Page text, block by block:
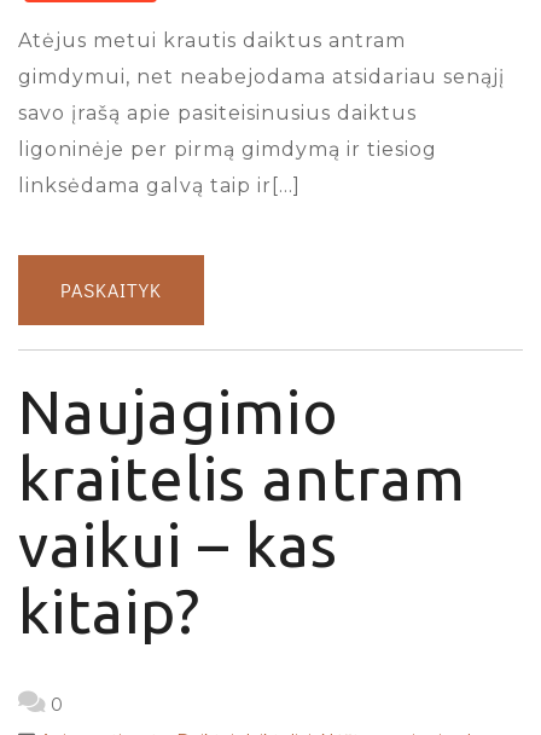
Atėjus metui krautis daiktus antram
gimdymui, net neabejodama atsidariau senąjį
savo įrašą apie pasiteisinusius daiktus
ligoninėje per pirmą gimdymą ir tiesiog
linksėdama galvą taip ir[…]
PASKAITYK
Naujagimio
kraitelis antram
vaikui – kas
kitaip?
0